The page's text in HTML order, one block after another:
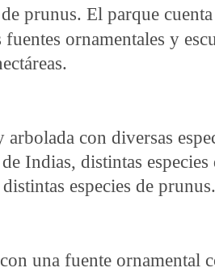
prunus. El parque
ornamentales y
con diversas
Indias, distintas
especies de prunus.
una fuente ornamental